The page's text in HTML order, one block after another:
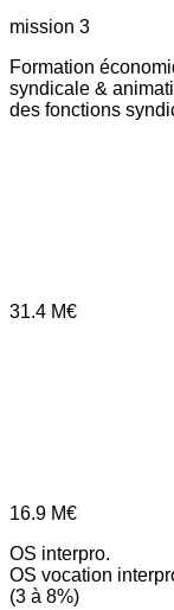
mission 3
Formation
syndicale &
des fonctions
31.4 M€
16.9 M€
OS interpro.
OS vocation
(3 à 8%)